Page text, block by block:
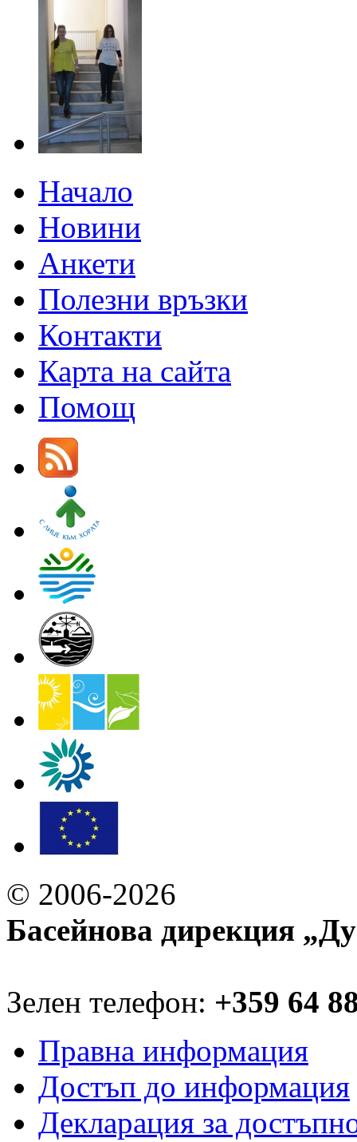
Начало
Новини
Анкети
Полезни връзки
Контакти
Карта на сайта
Помощ
© 2006-2026
Басейнова дирекция
Зелен телефон: +359 64
Правна информация
Достъп до информация
Декларация за